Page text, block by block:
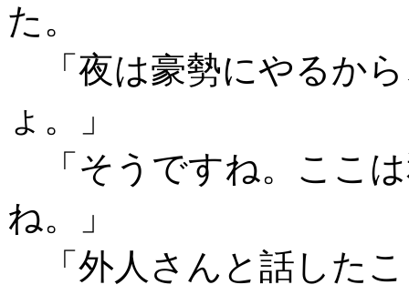
た。
「夜は豪勢にやるか
ょ。」
「そうですね。ここ
ね。」
「外人さんと話した